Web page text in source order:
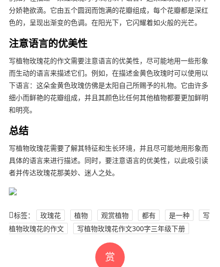
分娇艳欲滴。它由五个圆润而饱满的花瓣组成，每个花瓣都是深红
色的，呈现出渐变的色调。在阳光下，它闪耀着如火般的光芒。
注意语言的优美性
写植物玫瑰花的作文需要注意语言的优美性，尽可能地用一些形象
而生动的语言来描述它们。例如，在描述金黄色玫瑰时可以使用以
下语言：这朵金黄色玫瑰仿佛是太阳自己所赐予的礼物。它由许多
细小而鲜艳的花瓣组成，并且其颜色比任何其他植物都要更加鲜明
和明亮。
总结
写植物玫瑰花需要了解其特征和生长环境，并且尽可能地用形象而
具体的语言来进行描述。同时，要注意语言的优美性，以此吸引读
者并传达玫瑰花那美妙、迷人之处。
标签： 玫瑰花 植物 观赏植物 都有 是一种
写
植物玫瑰花的作文
写植物玫瑰花作文300字三年级下册
赏